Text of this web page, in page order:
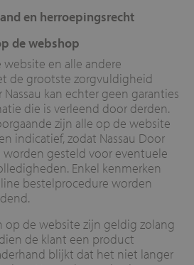
en herroepingsrecht
de webshop
en alle andere
de grootste zorgvuldigheid
kan echter geen garanties
die is verleend door derden.
zijn alle op de website
indicatief, zodat Nassau Door
worden gesteld voor eventuele
Enkel kenmerken
bestelprocedure worden
op de website zijn geldig zolang
de klant een product
blijkt dat het niet langer